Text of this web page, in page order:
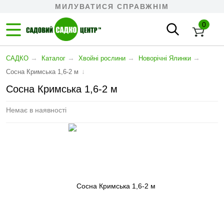
МИЛУВАТИСЯ СПРАВЖНІМ
0
САДКО → Каталог → Хвойні рослини → Новорічні Ялинки →
Сосна Кримська 1,6-2 м ↓
Сосна Кримська 1,6-2 м
Немає в наявності